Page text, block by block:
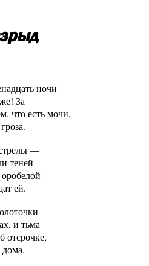
ночи
За
что есть мочи,
—
теней
ей.
и тьма
отсрочке,
дома.